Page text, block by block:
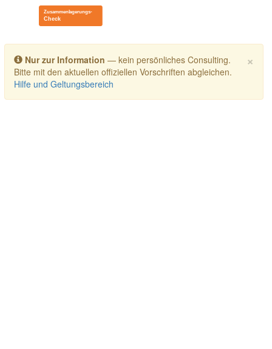
Toggle navigation
×
Nur zur Information — kein persönliches Consulting.
Bitte mit den aktuellen offiziellen Vorschriften abgleichen.
Hilfe und Geltungsbereich